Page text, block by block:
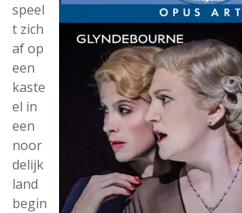
speel
t zich
af op
een
kaste
el in
een
noor
delijk
land
begin